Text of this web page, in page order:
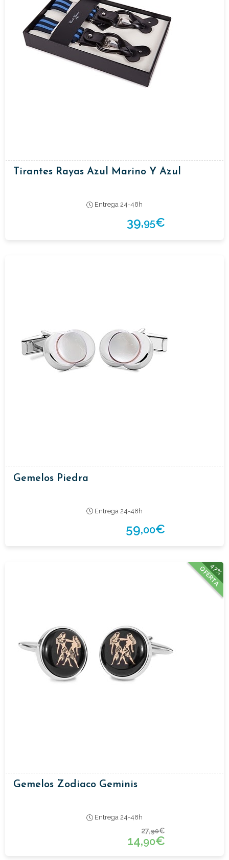
Tirantes Rayas Azul Marino Y Azul
Entrega 24-48h
39,95€
Gemelos Piedra
Entrega 24-48h
59,00€
47%
OFERTA
Gemelos Zodiaco Geminis
Entrega 24-48h
27,90€
14,90€